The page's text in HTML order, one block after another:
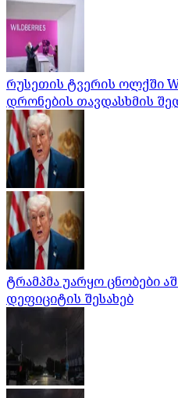
რუსეთის ტვერის ოლქში
დრონების თავდასხმის
ტრამპმა უარყო ცნობები
დეფიციტის შესახებ